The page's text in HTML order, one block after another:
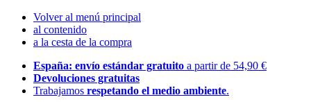
Volver al menú principal
al contenido
a la cesta de la compra
España: envío estándar gratuito a partir de 54,90 €
Devoluciones gratuitas
Trabajamos respetando el medio ambiente.